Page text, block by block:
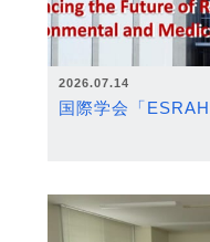
2026.07.14
国際学会「